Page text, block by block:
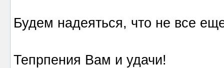
Будем надеяться, что не все
Тепрпения Вам и удачи!